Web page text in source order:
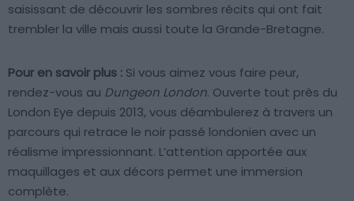
saisissant de découvrir les sombres récits qui ont fait
trembler la ville mais aussi toute la Grande-Bretagne.
Pour en savoir plus : Si vous aimez vous faire peur,
rendez-vous au Dungeon London. Ouverte tout près du
London Eye depuis 2013, vous déambulerez à travers un
parcours qui retrace le noir passé londonien avec un
réalisme impressionnant. L’attention apportée aux
maquillages et aux décors permet une immersion
complète.